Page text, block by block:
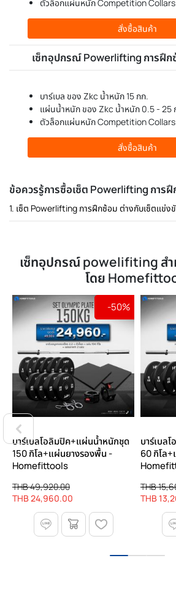
ตัวล็อกแผ่นหนัก Competition Collars
สั่งซื้อสินค้า
เซ็ทอุปกรณ์ Powerlifting การฝึ
บาร์เบล ของ Zkc น้ำหนัก 15 กก.
แผ่นน้ำหนัก ของ Zkc น้ำหนัก 0.5 - 25
ตัวล็อกแผ่นหนัก Competition Collars
สั่งซื้อสินค้า
ข้อควรรู้การซื้อเซ็ต Powerlifting การ
1. เซ็ต Powerlifting การฝึกซ้อม ต่างกับเซ็ตแข่ง
เซ็ทอุปกรณ์ powelifiting ส
โดย
-50%
บาร์เบลโอลิมปิค+แผ่นน้ำหนักชุด
150 กิโล+แผ่นยางรองพื้น -
Homefittools
THB 24,960.00
THB 49,920.00
บาร์เบล
60 กิโล
THB
THB